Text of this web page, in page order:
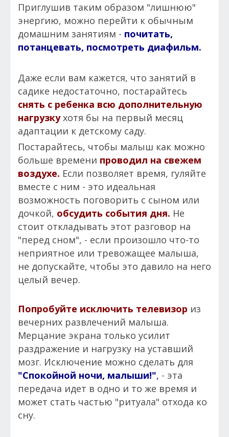
Приглушив таким образом "лишнюю"
энергию, можно перейти к обычным
домашним занятиям - почитать,
потанцевать, посмотреть диафильм.
Даже если вам кажется, что занятий в
садике недостаточно, постарайтесь
снять с ребенка всю дополнительную
нагрузкухотя бы на первый месяц
адаптации к детскому саду.
Постарайтесь, чтобы малыш как можно
больше времени проводил на свежем
воздухе. Если позволяет время, гуляйте
вместе с ним - это идеальная
возможность поговорить с сыном или
дочкой, обсудить события дня. Не
стоит откладывать этот разговор на
"перед сном", - если произошло что-то
неприятное или тревожащее малыша,
не допускайте, чтобы это давило на него
целый вечер.
Попробуйте исключить телевизор из
вечерних развлечений малыша.
Мерцание экрана только усилит
раздражение и нагрузку на уставший
мозг. Исключение можно сделать для
"Спокойной ночи, малыши!", - эта
передача идет в одно и то же время и
может стать частью "ритуала" отхода ко
сну.